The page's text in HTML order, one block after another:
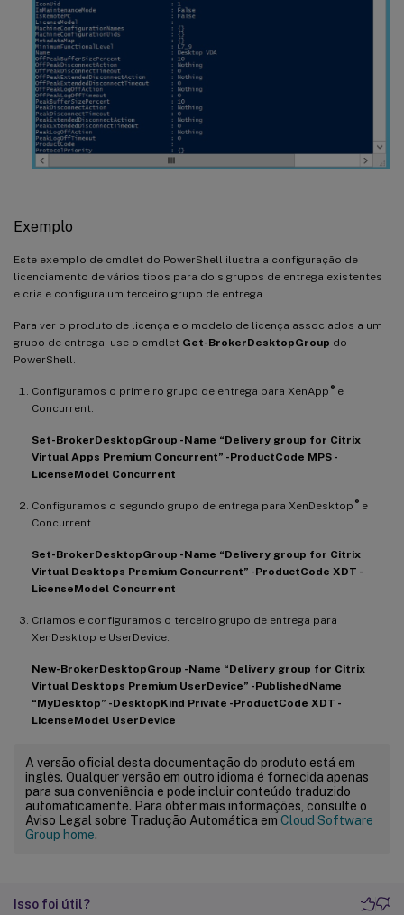
Exemplo
Este exemplo de cmdlet do PowerShell ilustra a configuração de
licenciamento de vários tipos para dois grupos de entrega existentes
e cria e configura um terceiro grupo de entrega.
Para ver o produto de licença e o modelo de licença associados a um
grupo de entrega, use o cmdlet Get-BrokerDesktopGroup do
PowerShell.
Configuramos o primeiro grupo de entrega para XenApp ®e
Concurrent.
Set-BrokerDesktopGroup -Name “Delivery group for Citrix
Virtual Apps Premium Concurrent” -ProductCode MPS -
LicenseModel Concurrent
Configuramos o segundo grupo de entrega para XenDesktop ®e
Concurrent.
Set-BrokerDesktopGroup -Name “Delivery group for Citrix
Virtual Desktops Premium Concurrent” -ProductCode XDT -
LicenseModel Concurrent
Criamos e configuramos o terceiro grupo de entrega para
XenDesktop e UserDevice.
New-BrokerDesktopGroup -Name “Delivery group for Citrix
Virtual Desktops Premium UserDevice” -PublishedName
“MyDesktop” -DesktopKind Private -ProductCode XDT -
LicenseModel UserDevice
A versão oficial desta documentação do produto está em
inglês. Qualquer versão em outro idioma é fornecida apenas
para sua conveniência e pode incluir conteúdo traduzido
automaticamente. Para obter mais informações, consulte o
Aviso Legal sobre Tradução Automática em Cloud Software
Group home.
Isso foi útil?